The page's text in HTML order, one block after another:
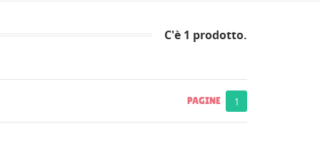
C'è 1 prodotto.
PAGINE 1